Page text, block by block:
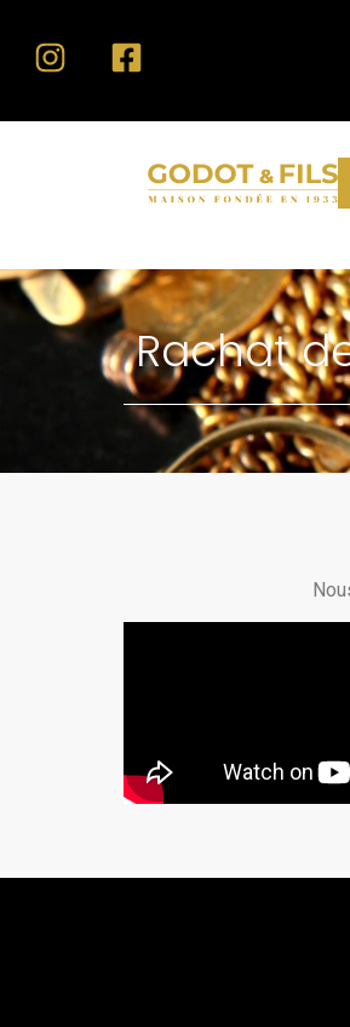
Rachat